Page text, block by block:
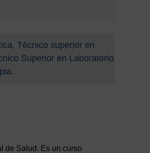
Técnico superior en
Superior en Laboratorio
de Salud. Es un curso